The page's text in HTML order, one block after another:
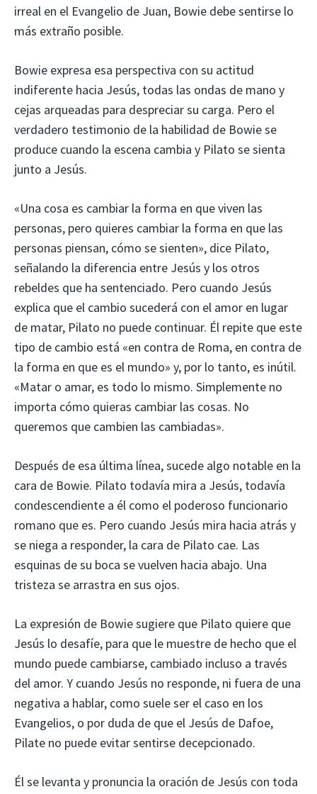
irreal en el Evangelio de Juan, Bowie debe sentirse lo
más extraño posible.
Bowie expresa esa perspectiva con su actitud
indiferente hacia Jesús, todas las ondas de mano y
cejas arqueadas para despreciar su carga. Pero el
verdadero testimonio de la habilidad de Bowie se
produce cuando la escena cambia y Pilato se sienta
junto a Jesús.
«Una cosa es cambiar la forma en que viven las
personas, pero quieres cambiar la forma en que las
personas piensan, cómo se sienten», dice Pilato,
señalando la diferencia entre Jesús y los otros
rebeldes que ha sentenciado. Pero cuando Jesús
explica que el cambio sucederá con el amor en lugar
de matar, Pilato no puede continuar. Él repite que este
tipo de cambio está «en contra de Roma, en contra de
la forma en que es el mundo» y, por lo tanto, es inútil.
«Matar o amar, es todo lo mismo. Simplemente no
importa cómo quieras cambiar las cosas. No
queremos que cambien las cambiadas».
Después de esa última línea, sucede algo notable en la
cara de Bowie. Pilato todavía mira a Jesús, todavía
condescendiente a él como el poderoso funcionario
romano que es. Pero cuando Jesús mira hacia atrás y
se niega a responder, la cara de Pilato cae. Las
esquinas de su boca se vuelven hacia abajo. Una
tristeza se arrastra en sus ojos.
La expresión de Bowie sugiere que Pilato quiere que
Jesús lo desafíe, para que le muestre de hecho que el
mundo puede cambiarse, cambiado incluso a través
del amor. Y cuando Jesús no responde, ni fuera de una
negativa a hablar, como suele ser el caso en los
Evangelios, o por duda de que el Jesús de Dafoe,
Pilate no puede evitar sentirse decepcionado.
Él se levanta y pronuncia la oración de Jesús con toda